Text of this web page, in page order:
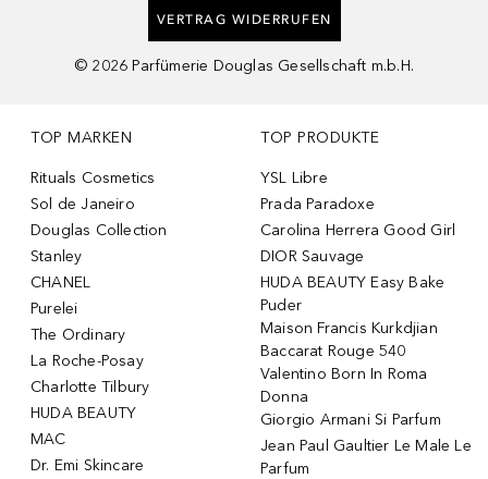
VERTRAG WIDERRUFEN
© 2026 Parfümerie Douglas Gesellschaft m.b.H.
TOP MARKEN
Rituals Cosmetics
Sol de Janeiro
Douglas Collection
Stanley
CHANEL
Purelei
The Ordinary
La Roche-Posay
Charlotte Tilbury
HUDA BEAUTY
MAC
Dr. Emi Skincare
TOP PRODUKTE
YSL Libre
Prada Paradoxe
Carolina Herrera Good Girl
DIOR Sauvage
HUDA BEAUTY Easy Bake
Puder
Maison Francis Kurkdjian
Baccarat Rouge 540
Valentino Born In Roma
Donna
Giorgio Armani Si Parfum
Jean Paul Gaultier Le Male Le
Parfum